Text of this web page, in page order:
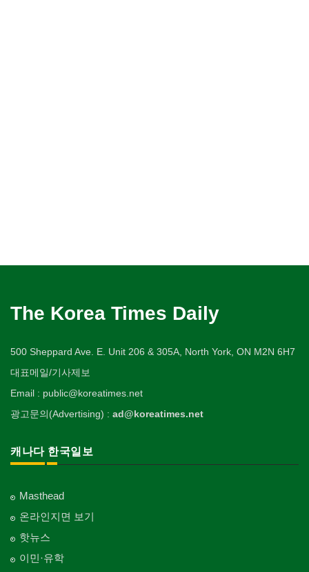
The Korea Times Daily
500 Sheppard Ave. E. Unit 206 & 305A, North York, ON M2N 6H7
대표메일/기사제보
Email : public@koreatimes.net
광고문의(Advertising) : ad@koreatimes.net
캐나다 한국일보
Masthead
온라인지면 보기
핫뉴스
이민·유학